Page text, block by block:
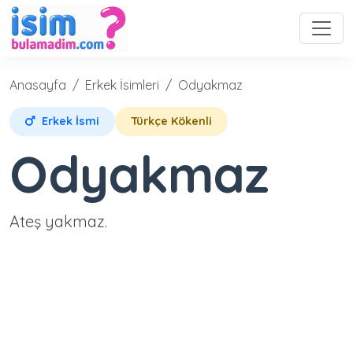
Anasayfa Erkek İsimleri Odyakmaz
Erkek İsmi Türkçe Kökenli
Odyakmaz
Ateş yakmaz.